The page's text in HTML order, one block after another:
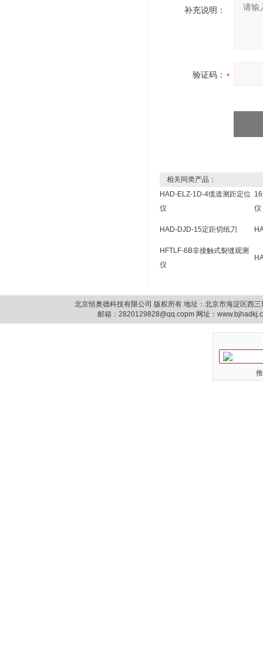
补充说明：
验证码：
相关同类产品：
HAD-ELZ-1D-4缆道测距定位
仪
仪
HAD-DJD-15定距切纸刀
HFTLF-6B非接触式裂缝观测
仪
北京恒奥德科技有限公司 版权所有 地址：北京市海淀区西
邮箱：2820129828@qq.copm 网址：